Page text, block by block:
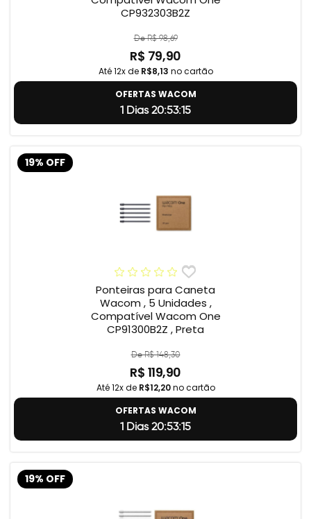
CP932303B2Z
De R$ 98,69
R$ 79,90
Até 12x de R$8,13 no cartão
OFERTAS WACOM
1 Dias 20:53:14
19% OFF
Ponteiras para Caneta
Wacom , 5 Unidades ,
Compatível Wacom One
CP91300B2Z , Preta
De R$ 148,30
R$ 119,90
Até 12x de R$12,20no cartão
OFERTAS WACOM
1 Dias 20:53:14
19% OFF